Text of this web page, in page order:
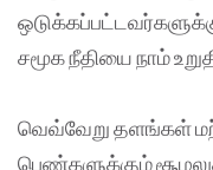
சமூக நீதியை நாம்
வெவ்வேறு தளங்கள்
பெண்களுக்கும்